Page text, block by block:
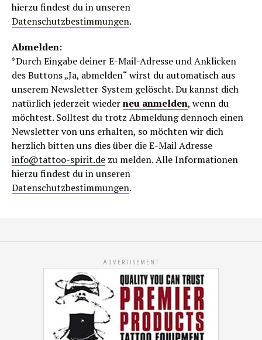
hierzu findest du in unseren
Datenschutzbestimmungen.
Abmelden:
*Durch Eingabe deiner E-Mail-Adresse und Anklicken
des Buttons „Ja, abmelden“ wirst du automatisch aus
unserem Newsletter-System gelöscht. Du kannst dich
natürlich jederzeit wiederneu anmelden, wenn du
möchtest. Solltest du trotz Abmeldung dennoch einen
Newsletter von uns erhalten, so möchten wir dich
herzlich bitten uns dies über die E-Mail Adresse
info@tattoo-spirit.de zu melden. Alle Informationen
hierzu findest du in unseren
Datenschutzbestimmungen.
ADVERTISEMENT